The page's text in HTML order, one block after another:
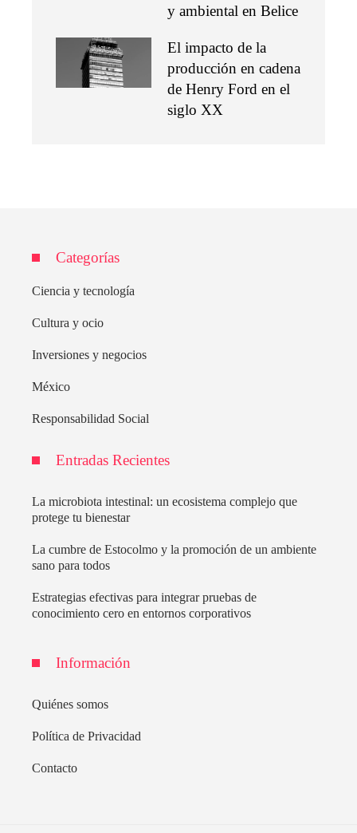
y ambiental en Belice
El impacto de la
producción en cadena
de Henry Ford en el
siglo XX
Categorías
Ciencia y tecnología
Cultura y ocio
Inversiones y negocios
México
Responsabilidad Social
Entradas Recientes
La microbiota intestinal: un ecosistema complejo que
protege tu bienestar
La cumbre de Estocolmo y la promoción de un ambiente
sano para todos
Estrategias efectivas para integrar pruebas de
conocimiento cero en entornos corporativos
Información
Quiénes somos
Política de Privacidad
Contacto